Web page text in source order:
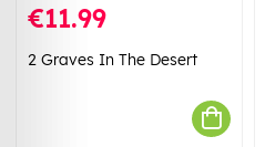
€11.99
2 Graves In The Desert